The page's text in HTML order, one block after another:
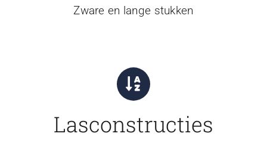
Zware en lange stukken
Lasconstructies